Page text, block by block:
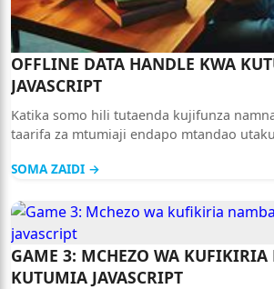
OFFLINE DATA HANDLE KWA
JAVASCRIPT
Katika somo hili tutaenda kujifunza
taarifa za mtumiaji endapo mtandao
SOMA ZAIDI →
GAME 3: MCHEZO WA
KUTUMIA JAVASCRIPT